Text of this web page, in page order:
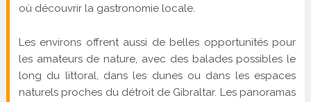
où découvrir la gastronomie locale.
Les environs offrent aussi de belles opportunités pour
les amateurs de nature, avec des balades possibles le
long du littoral, dans les dunes ou dans les espaces
naturels proches du détroit de Gibraltar. Les panoramas